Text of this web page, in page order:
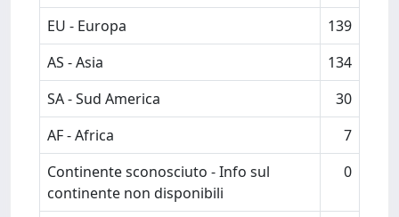
EU - Europa
139
AS - Asia
134
SA - Sud America
30
AF - Africa
7
Continente sconosciuto - Info sul
continente non disponibili
0